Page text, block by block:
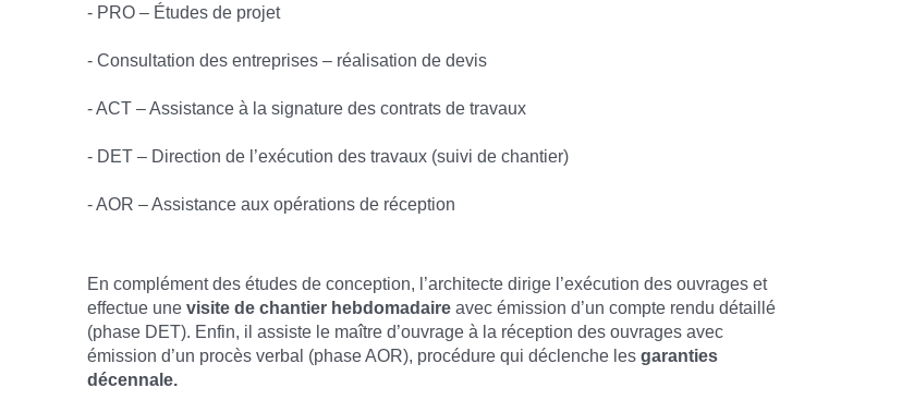
- PRO – Études de projet
- Consultation des entreprises – réalisation de devis
- ACT – Assistance à la signature des contrats de travaux
- DET – Direction de l’exécution des travaux (suivi de chantier)
- AOR – Assistance aux opérations de réception
En complément des études de conception, l’architecte dirige l’exécution des ouvrages et
effectue unevisite de chantier hebdomadaire avec émission d’un compte rendu détaillé
(phase DET). Enfin, il assiste le maître d’ouvrage à la réception des ouvrages avec
émission d’un procès verbal (phase AOR), procédure qui déclenche lesgaranties
décennale.